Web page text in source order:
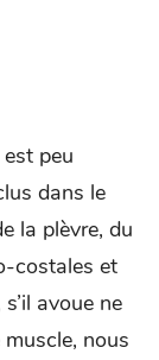
peu
dans le
la plèvre, du
costales et
avoue ne
nous